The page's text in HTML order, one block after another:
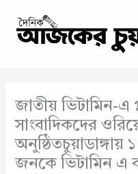
content
জাতীয় ভিটামিন-এ
সাংবাদিকদের
জনকে ভিটামিন এ